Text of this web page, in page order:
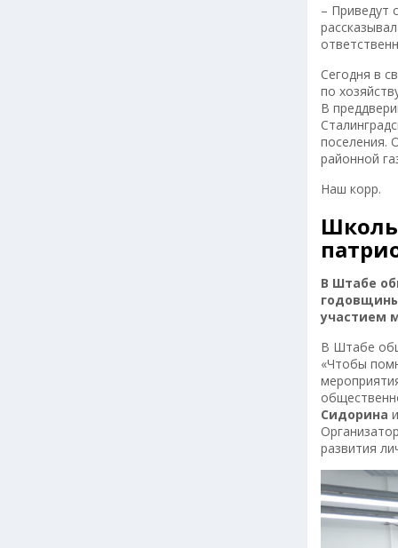
– Приведут
Сегодня в
по
В
поселения.
районной
Наш корр.
В Штабе
участием
В Штабе
«Чтобы
Сидорина
развития